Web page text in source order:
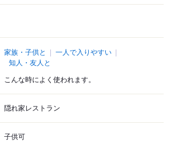
家族・子供と
一人で入りやすい
知人・友人と
こんな時によく使われます。
隠れ家レストラン
子供可